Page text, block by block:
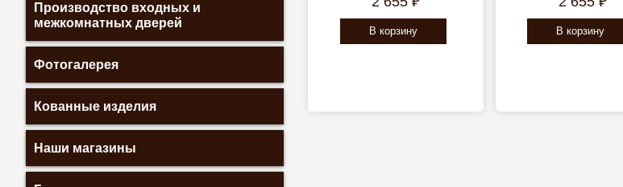
Производство входных и
межкомнатных дверей
Фотогалерея
Кованные изделия
Наши магазины
В корзину В корзину